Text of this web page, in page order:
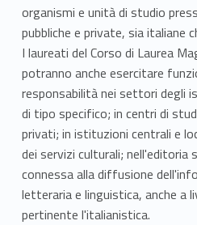
organismi e unità di studio
pubbliche e private, sia italiane
I laureati del Corso di Laurea
potranno anche esercitare
responsabilità nei settori degli
di tipo specifico; in centri di
privati; in istituzioni centrali e
dei servizi culturali; nell'editoria
connessa alla diffusione
letteraria e linguistica, anche a
pertinente l'italianistica.